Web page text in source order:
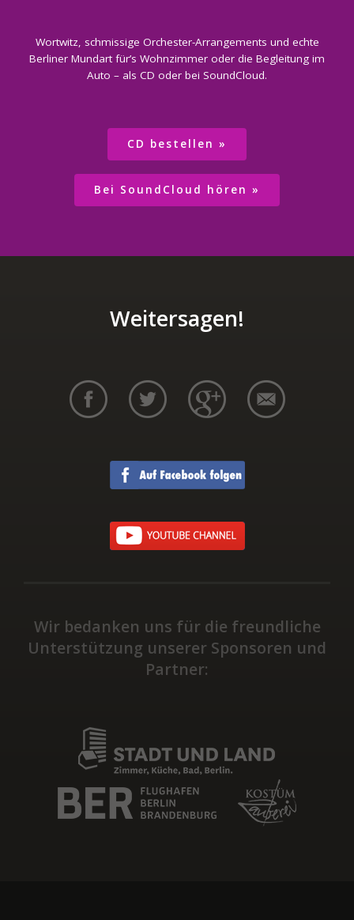
Wortwitz, schmissige Orchester-Arrangements und echte
Berliner Mundart für’s Wohnzimmer oder die Begleitung im
Auto – als CD oder bei SoundCloud.
CD bestellen
Bei SoundCloud hören
Weitersagen!
Wir bedanken uns für die freundliche
Unterstützung unserer Sponsoren und
Partner: